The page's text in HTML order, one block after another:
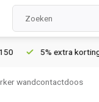
korting vanaf € 1000
wandcontactdoos